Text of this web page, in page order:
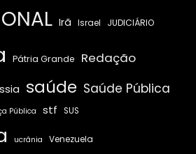
Irã Israel JUDICIÁRIO
Pátria Grande Redação
saúde Saúde Pública
Pública stf SUS
ucrânia Venezuela